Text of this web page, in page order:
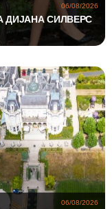
ДИЈАНА СИЛВЕРС
06/08/2026
06/08/2026